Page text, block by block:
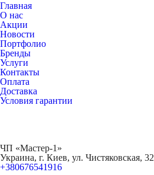
Главная
О нас
Акции
Новости
Портфолио
Бренды
Услуги
Контакты
Оплата
Доставка
Условия гарантии
ЧП «Мастер-1»
Украина, г. Киев, ул. Чистяковская, 32
+380676541916